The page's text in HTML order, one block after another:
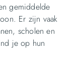
gemiddelde
Er zijn vaak
scholen en
je op hun